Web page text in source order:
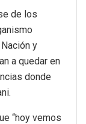
de los
y
a quedar en
donde
“hoy vemos